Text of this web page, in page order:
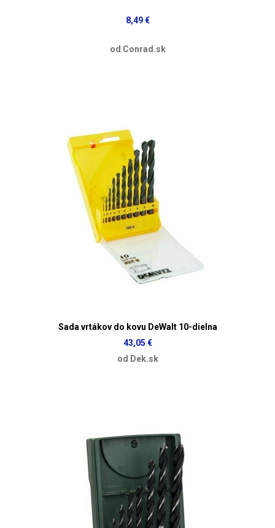
8,49 €
od Conrad.sk
Sada vrtákov do kovu DeWalt 10-dielna
43,05 €
od Dek.sk